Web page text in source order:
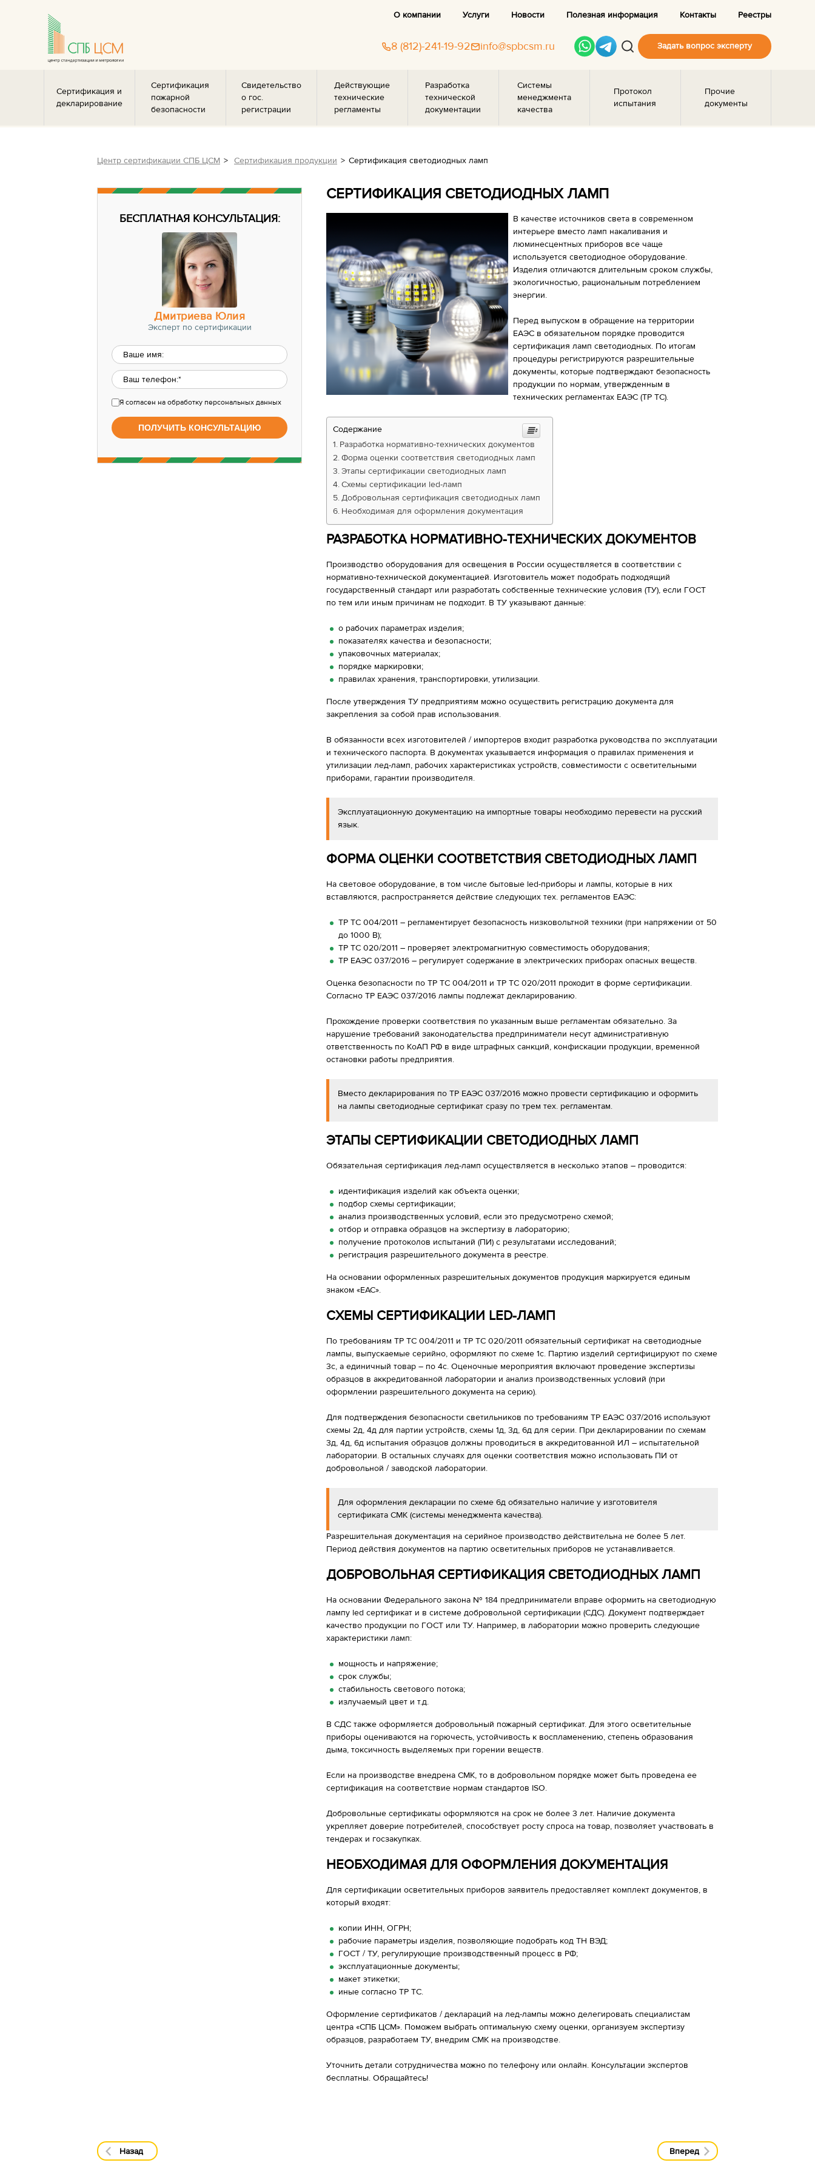
О компании Услуги Новости Полезная информация Контакты Реестры
8 (812)-241-19-92 info@spbcsm.ru Задать вопрос эксперту
Сертификация и
декларирование
Сертификация
пожарной
безопасности
Свидетельство
о гос.
регистрации
Действующие
технические
регламенты
Разработка
технической
документации
Системы
менеджмента
качества
Протокол
испытания
Прочие
документы
Центр сертификации СПБ ЦСМ Сертификация продукции Сертификация светодиодных ламп
БЕСПЛАТНАЯ КОНСУЛЬТАЦИЯ:
Дмитриева Юлия
Эксперт по сертификации
Я согласенна обработку персональных данных
СЕРТИФИКАЦИЯ СВЕТОДИОДНЫХ ЛАМП
В качестве источников света в современном
интерьере вместо ламп накаливания и
люминесцентных приборов все чаще
используется светодиодное оборудование.
Изделия отличаются длительным сроком службы,
экологичностью, рациональным потреблением
энергии.
Перед выпуском в обращение на территории
ЕАЭС в обязательном порядке проводится
сертификация ламп светодиодных. По итогам
процедуры регистрируются разрешительные
документы, которые подтверждают безопасность
продукции по нормам, утвержденным в
технических регламентах ЕАЭС (ТР ТС).
Содержание
Разработка нормативно-технических документов
Форма оценки соответствия светодиодных ламп
Этапы сертификации светодиодных ламп
Схемы сертификации led-ламп
Добровольная сертификация светодиодных ламп
Необходимая для оформления документация
РАЗРАБОТКА НОРМАТИВНО-ТЕХНИЧЕСКИХ ДОКУМЕНТОВ
Производство оборудования для освещения в России осуществляется в соответствии с
нормативно-технической документацией. Изготовитель может подобрать подходящий
государственный стандарт или разработать собственные технические условия (ТУ), если ГОСТ
по тем или иным причинам не подходит. В ТУ указывают данные:
о рабочих параметрах изделия;
показателях качества и безопасности;
упаковочных материалах;
порядке маркировки;
правилах хранения, транспортировки, утилизации.
После утверждения ТУ предприятиям можно осуществить регистрацию документа для
закрепления за собой прав использования.
В обязанности всех изготовителей / импортеров входит разработка руководства по эксплуатации
и технического паспорта. В документах указывается информация о правилах применения и
утилизации лед-ламп, рабочих характеристиках устройств, совместимости с осветительными
приборами, гарантии производителя.
Эксплуатационную документацию на импортные товары необходимо перевести на русский
язык.
ФОРМА ОЦЕНКИ СООТВЕТСТВИЯ СВЕТОДИОДНЫХ ЛАМП
На световое оборудование, в том числе бытовые led-приборы и лампы, которые в них
вставляются, распространяется действие следующих тех. регламентов ЕАЭС:
ТР ТС 004/2011 – регламентирует безопасность низковольтной техники (при напряжении от 50
до 1000 В);
ТР ТС 020/2011 – проверяет электромагнитную совместимость оборудования;
ТР ЕАЭС 037/2016 – регулирует содержание в электрических приборах опасных веществ.
Оценка безопасности по ТР ТС 004/2011 и ТР ТС 020/2011 проходит в форме сертификации.
Согласно ТР ЕАЭС 037/2016 лампы подлежат декларированию.
Прохождение проверки соответствия по указанным выше регламентам обязательно. За
нарушение требований законодательства предприниматели несут административную
ответственность по КоАП РФ в виде штрафных санкций, конфискации продукции, временной
остановки работы предприятия.
Вместо декларирования по ТР ЕАЭС 037/2016 можно провести сертификацию и оформить
на лампы светодиодные сертификат сразу по трем тех. регламентам.
ЭТАПЫ СЕРТИФИКАЦИИ СВЕТОДИОДНЫХ ЛАМП
Обязательная сертификация лед-ламп осуществляется в несколько этапов – проводится:
идентификация изделий как объекта оценки;
подбор схемы сертификации;
анализ производственных условий, если это предусмотрено схемой;
отбор и отправка образцов на экспертизу в лабораторию;
получение протоколов испытаний (ПИ) с результатами исследований;
регистрация разрешительного документа в реестре.
На основании оформленных разрешительных документов продукция маркируется единым
знаком «ЕАС».
СХЕМЫ СЕРТИФИКАЦИИ LED-ЛАМП
По требованиям ТР ТС 004/2011 и ТР ТС 020/2011 обязательный сертификат на светодиодные
лампы, выпускаемые серийно, оформляют по схеме 1с. Партию изделий сертифицируют по схеме
3с, а единичный товар – по 4с. Оценочные мероприятия включают проведение экспертизы
образцов в аккредитованной лаборатории и анализ производственных условий (при
оформлении разрешительного документа на серию).
Для подтверждения безопасности светильников по требованиям ТР ЕАЭС 037/2016 используют
схемы 2д, 4д для партии устройств, схемы 1д, 3д, 6д для серии. При декларировании по схемам
3д, 4д, 6д испытания образцов должны проводиться в аккредитованной ИЛ – испытательной
лаборатории. В остальных случаях для оценки соответствия можно использовать ПИ от
добровольной / заводской лаборатории.
Для оформления декларации по схеме 6д обязательно наличие у изготовителя
сертификата СМК (системы менеджмента качества).
Разрешительная документация на серийное производство действительна не более 5 лет.
Период действия документов на партию осветительных приборов не устанавливается.
ДОБРОВОЛЬНАЯ СЕРТИФИКАЦИЯ СВЕТОДИОДНЫХ ЛАМП
На основании Федерального закона № 184 предприниматели вправе оформить на светодиодную
лампу led сертификат и в системе добровольной сертификации (СДС). Документ подтверждает
качество продукции по ГОСТ или ТУ. Например, в лаборатории можно проверить следующие
характеристики ламп:
мощность и напряжение;
срок службы;
стабильность светового потока;
излучаемый цвет и т.д.
В СДС также оформляется добровольный пожарный сертификат. Для этого осветительные
приборы оцениваются на горючесть, устойчивость к воспламенению, степень образования
дыма, токсичность выделяемых при горении веществ.
Если на производстве внедрена СМК, то в добровольном порядке может быть проведена ее
сертификация на соответствие нормам стандартов ISO.
Добровольные сертификаты оформляются на срок не более 3 лет. Наличие документа
укрепляет доверие потребителей, способствует росту спроса на товар, позволяет участвовать в
тендерах и госзакупках.
НЕОБХОДИМАЯ ДЛЯ ОФОРМЛЕНИЯ ДОКУМЕНТАЦИЯ
Для сертификации осветительных приборов заявитель предоставляет комплект документов, в
который входят:
копии ИНН, ОГРН;
рабочие параметры изделия, позволяющие подобрать код ТН ВЭД;
ГОСТ / ТУ, регулирующие производственный процесс в РФ;
эксплуатационные документы;
макет этикетки;
иные согласно ТР ТС.
Оформление сертификатов / деклараций на лед-лампы можно делегировать специалистам
центра «СПБ ЦСМ». Поможем выбрать оптимальную схему оценки, организуем экспертизу
образцов, разработаем ТУ, внедрим СМК на производстве.
Уточнить детали сотрудничества можно по телефону или онлайн. Консультации экспертов
бесплатны. Обращайтесь!
Назад Вперед